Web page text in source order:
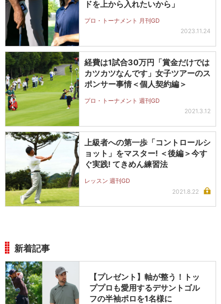
ドを上から入れたいから」
プロ・トーナメント 月刊GD
2023.11.24
経費は1試合30万円「賞金だけでは
カツカツなんです」女子ツアーのス
ポンサー事情＜個人契約編＞
プロ・トーナメント 週刊GD
2021.3.12
上級者への第一歩「コントロールシ
ョット」をマスター! ＜後編＞今す
ぐ実践! てきめん練習法
レッスン 週刊GD
2021.8.22
新着記事
【プレゼント】軸が整う！トッ
ププロも愛用するデサントゴル
フの半袖ポロを1名様に